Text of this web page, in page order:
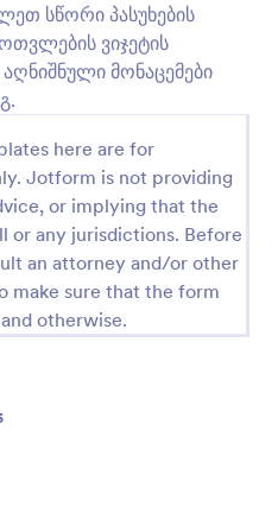
სწორი პასუხების
ვიჯეტის
მონაცემები
here are for
Jotform is not providing
or implying that the
or any jurisdictions. Before
an attorney and/or other
make sure that the form
otherwise.
შეინახება თქვენს
ასევე შეგიძლიათ
ფორმის
არ აქვს
კლასს ასწავლით -
შეძლებთ
მოცემული მათემატიკის
სკოლის და კლასის
თქვენი ლოგო, დაურთეთ
სურათები და
საჭიროებებს. 100+
გამოყენებით,
გაუგზავნოთ ტესტის
ანგარიშებსაც -
Google Drive და
ღირებული დრო და
უფასო მათემატიკური